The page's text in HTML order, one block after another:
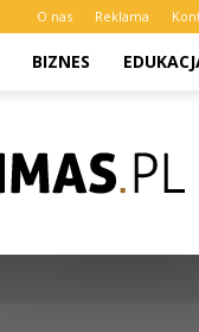
O nas Reklama
BIZNES